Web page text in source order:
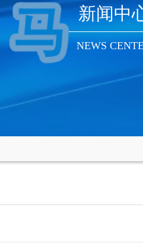
新闻中
NEWS